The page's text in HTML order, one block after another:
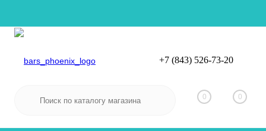
Вход
+7 (843) 526-73-20
0 0